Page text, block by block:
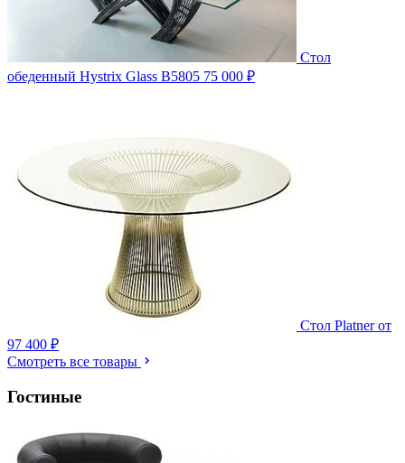
Стол
обеденный Hystrix Glass B5805 75 000 ₽
Стол Platner от
97 400 ₽
Смотреть все товары
Гостиные